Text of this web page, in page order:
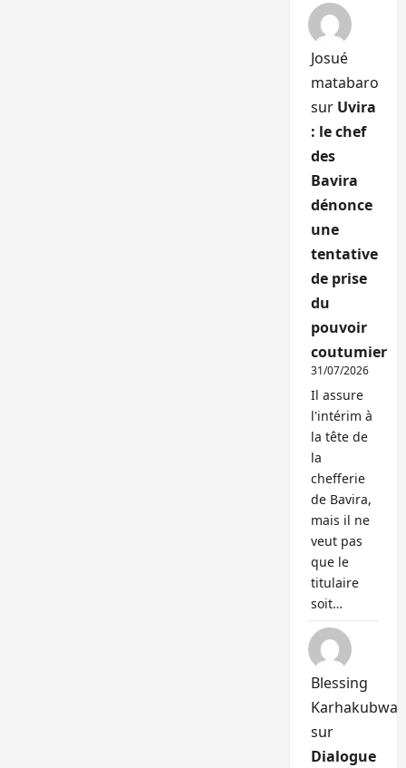
Josué
matabaro
sur Uvira
: le chef
des
Bavira
dénonce
une
tentative
de prise
du
pouvoir
coutumier
31/07/2026
Il assure
l'intérim à
la tête de
la
chefferie
de Bavira,
mais il ne
veut pas
que le
titulaire
soit…
Blessing
Karhakubwa
sur
Dialogue